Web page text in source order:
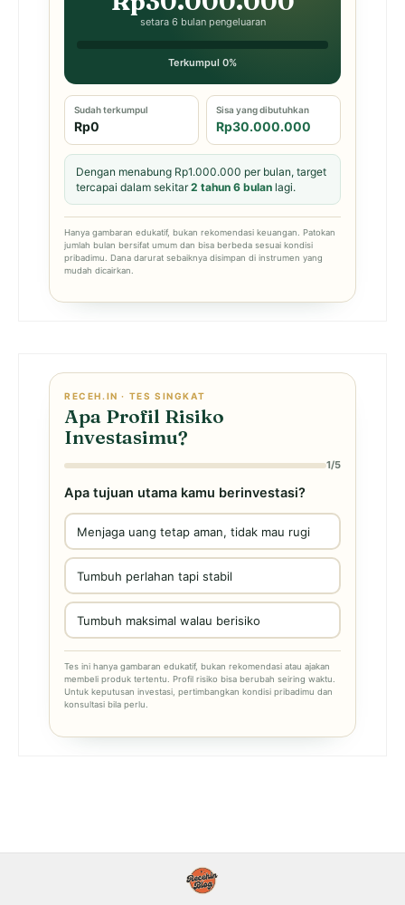
setara 6 bulan pengeluaran
Terkumpul 0%
Sudah terkumpul
Rp0
Sisa yang dibutuhkan
Rp30.000.000
Dengan menabung Rp1.000.000 per bulan, target
tercapai dalam sekitar2 tahun 6 bulan lagi.
Hanya gambaran edukatif, bukan rekomendasi keuangan. Patokan
jumlah bulan bersifat umum dan bisa berbeda sesuai kondisi
pribadimu. Dana darurat sebaiknya disimpan di instrumen yang
mudah dicairkan.
RECEH.IN · TES SINGKAT
Apa Profil Risiko
Investasimu?
1/5
Apa tujuan utama kamu berinvestasi?
Menjaga uang tetap aman, tidak mau rugi
Tumbuh perlahan tapi stabil
Tumbuh maksimal walau berisiko
Tes ini hanya gambaran edukatif, bukan rekomendasi atau ajakan
membeli produk tertentu. Profil risiko bisa berubah seiring waktu.
Untuk keputusan investasi, pertimbangkan kondisi pribadimu dan
konsultasi bila perlu.